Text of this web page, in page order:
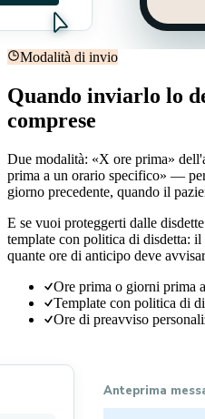
Modalità di invio
Quando inviarlo lo
comprese
Due modalità: «X ore prima»
prima a un orario specifico» —
giorno precedente, quando il
E se vuoi proteggerti dalle
template con politica di disdetta:
quante ore di anticipo deve
Ore prima o giorni prima
Template con politica di
Ore di preavviso
Anteprima